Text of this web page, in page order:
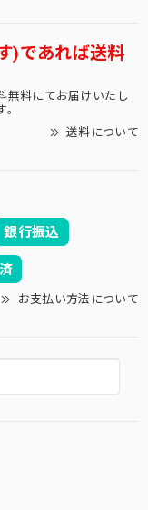
)であれば送料
無料にてお届けいたし
送料について
銀行振込
お支払い方法について